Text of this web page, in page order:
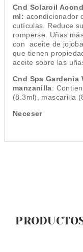
Cnd Solaroil
ml: acondicionador
cutículas. Reduce
romperse. Uñas
con aceite de
que tienen
aceite sobre las
Cnd Spa Gardenia
manzanilla:
(8.3ml), mascarilla
Neceser